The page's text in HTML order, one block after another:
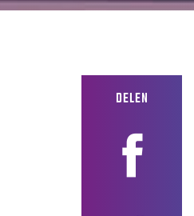
DELEN